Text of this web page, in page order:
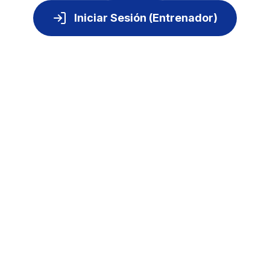
Iniciar Sesión (Entrenador)